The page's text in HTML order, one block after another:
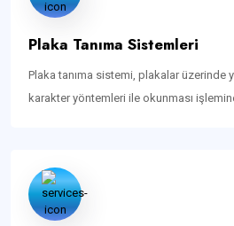
Plaka Tanıma Sistemleri
Plaka tanıma sistemi, plakalar üzerinde
karakter yöntemleri ile okunması